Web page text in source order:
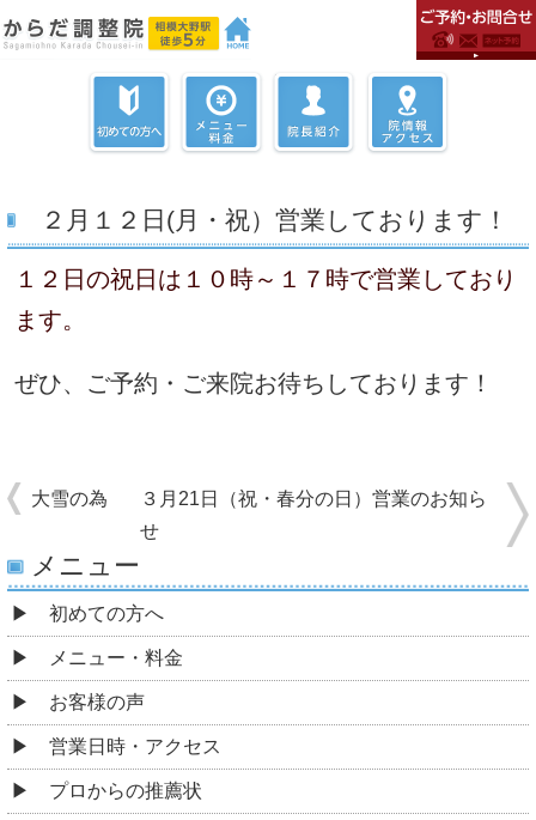
２月１２日(月・祝）営業しております！
１２日の祝日は１０時～１７時で営業しており
ます。
ぜひ、ご予約・ご来院お待ちしております！
大雪の為
３月21日（祝・春分の日）営業のお知ら
せ
メニュー
初めての方へ
メニュー・料金
お客様の声
営業日時・アクセス
プロからの推薦状